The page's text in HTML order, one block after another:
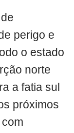
perigo e
o estado
norte
a fatia sul
próximos